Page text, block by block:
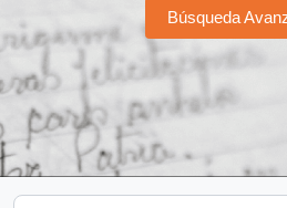
Búsqueda